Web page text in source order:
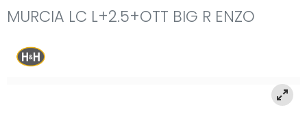
MURCIA LC L+2.5+OTT BIG R ENZO